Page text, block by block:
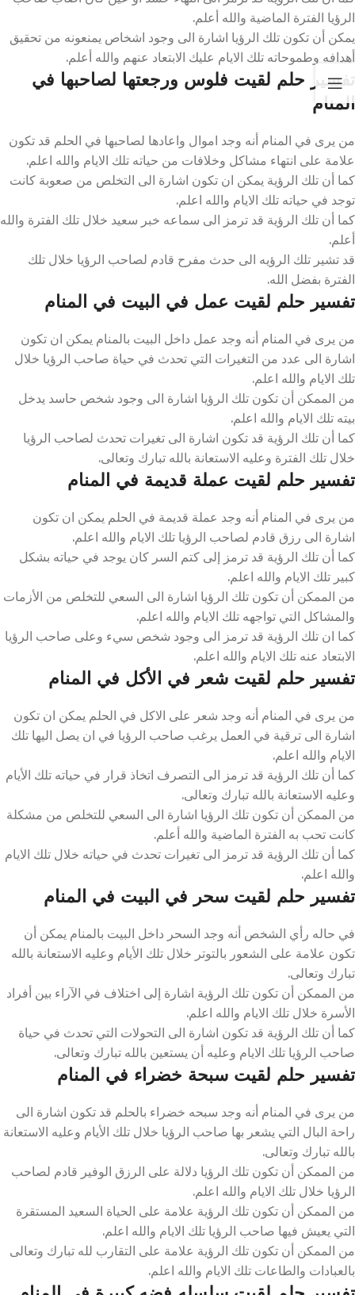
الرؤيا الفترة الماضية والله أعلم.
يمكن أن تكون تلك الرؤيا اشارة الى وجود اشخاص يمنعونه من تحقيق
أهدافه وطموحاته تلك الايام عليك الابتعاد عنهم والله أعلم.
تفسير حلم لقيت فلوس ورجعتها لصاحبها في
المنام
من يرى في المنام أنه وجد اموال واعادها لصاحبها في الحلم قد تكون
علامة على انتهاء مشاكل وخلافات من حياته تلك الايام والله اعلم.
كما أن تلك الرؤية يمكن ان تكون اشارة الى التخلص من صعوبة كانت
توجد في حياته تلك الايام والله اعلم.
كما أن تلك الرؤية قد ترمز الى سماعه خبر سعيد خلال تلك الفترة والله
أعلم.
قد تشير تلك الرؤيه الى حدث مفرح قادم لصاحب الرؤيا خلال تلك
الفترة بفضل الله.
تفسير حلم لقيت عمل في البيت في المنام
من يرى في المنام أنه وجد عمل داخل البيت بالمنام يمكن ان تكون
اشارة الى عدد من التغيرات التي تحدث في حياة صاحب الرؤيا خلال
تلك الايام والله اعلم.
من الممكن أن تكون تلك الرؤيا اشارة الى وجود شخص حاسد يدخل
بيته تلك الايام والله اعلم.
كما أن تلك الرؤية قد تكون اشارة الى تغيرات تحدث لصاحب الرؤيا
خلال تلك الفترة وعليه الاستعانة بالله تبارك وتعالى.
تفسير حلم لقيت عملة قديمة في المنام
من يرى في المنام أنه وجد عملة قديمة في الحلم يمكن ان تكون
اشارة الى رزق قادم لصاحب الرؤيا تلك الايام والله اعلم.
كما أن تلك الرؤية قد ترمز إلى كتم السر كان يوجد في حياته بشكل
كبير تلك الايام والله اعلم.
من الممكن أن تكون تلك الرؤيا اشارة الى السعي للتخلص من الأزمات
والمشاكل التي تواجهه تلك الايام والله اعلم.
كما ان تلك الرؤية قد ترمز الى وجود شخص سيء وعلى صاحب الرؤيا
الابتعاد عنه تلك الايام والله اعلم.
تفسير حلم لقيت شعر في الأكل في المنام
من يرى في المنام أنه وجد شعر على الاكل في الحلم يمكن ان تكون
اشارة الى ترقية في العمل يرغب صاحب الرؤيا في ان يصل اليها تلك
الايام والله اعلم.
كما أن تلك الرؤية قد ترمز الى التصرف اتخاذ قرار في حياته تلك الأيام
وعليه الاستعانة بالله تبارك وتعالى.
من الممكن أن تكون تلك الرؤيا اشارة الى السعي للتخلص من مشكلة
كانت تحب به الفترة الماضية والله أعلم.
كما أن تلك الرؤية قد ترمز الى تغيرات تحدث في حياته خلال تلك الايام
والله اعلم.
تفسير حلم لقيت سحر في البيت في المنام
في حاله رأي الشخص أنه وجد السحر داخل البيت بالمنام يمكن أن
تكون علامة على الشعور بالتوتر خلال تلك الأيام وعليه الاستعانة بالله
تبارك وتعالى.
من الممكن أن تكون تلك الرؤية اشارة إلى اختلاف في الآراء بين أفراد
الأسرة خلال تلك الايام والله اعلم.
كما أن تلك الرؤية قد تكون اشارة الى التحولات التي تحدث في حياة
صاحب الرؤيا تلك الايام وعليه أن يستعين بالله تبارك وتعالى.
تفسير حلم لقيت سبحة خضراء في المنام
من يرى في المنام أنه وجد سبحه خضراء بالحلم قد تكون اشارة الى
راحة البال التي يشعر بها صاحب الرؤيا خلال تلك الأيام وعليه الاستعانة
بالله تبارك وتعالى.
من الممكن أن تكون تلك الرؤيا دلالة على الرزق الوفير قادم لصاحب
الرؤيا خلال تلك الايام والله اعلم.
من الممكن أن تكون تلك الرؤية علامة على الحياة السعيد المستقرة
التي يعيش فيها صاحب الرؤيا تلك الايام والله اعلم.
من الممكن أن تكون تلك الرؤية علامة على التقارب لله تبارك وتعالى
بالعبادات والطاعات تلك الايام والله اعلم.